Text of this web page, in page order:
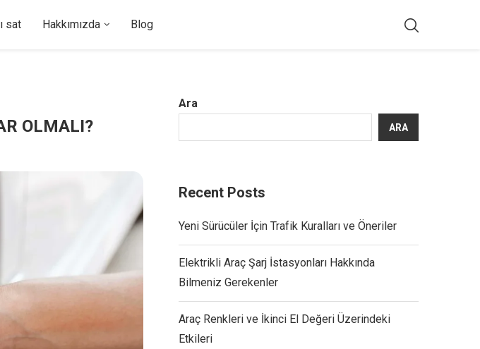
sat Hakkımızda Blog
OLMALI?
Ara
ARA
Recent Posts
Yeni Sürücüler İçin Trafik Kuralları ve Öneriler
Elektrikli Araç Şarj İstasyonları Hakkında
Bilmeniz Gerekenler
Araç Renkleri ve İkinci El Değeri Üzerindeki
Etkileri